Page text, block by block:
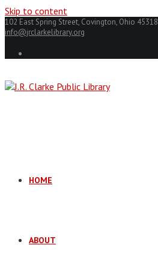
Skip to content
102 East Spring Street, Covington, Ohio 45318
info@jrclarkelibrary.org
HOME
ABOUT